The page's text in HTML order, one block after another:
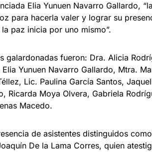
Elia Yunuen Navarro Gallardo,
para hacerla valer y lograr su
paz inicia por uno mismo”.
galardonadas fueron: Dra. Alicia
Yunuen Navarro Gallardo, Mtra.
Lic. Paulina García Santos,
Ricarda Moya Olvera, Gabriela
Macedo.
de asistentes distinguidos
De la Lama Corres, quien